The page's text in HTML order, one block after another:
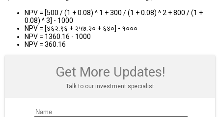
NPV = [500 / (1 + 0.08) ^ 1 + 300 / (1 + 0.08) ^ 2 + 800 / (1 +
0.08) ^ 3] - 1000
NPV = [४६२.९६ + २५७.२० + ६४०] - १०००
NPV = 1360.16 - 1000
NPV = 360.16
Get More Updates!
Talk to our investment specialist